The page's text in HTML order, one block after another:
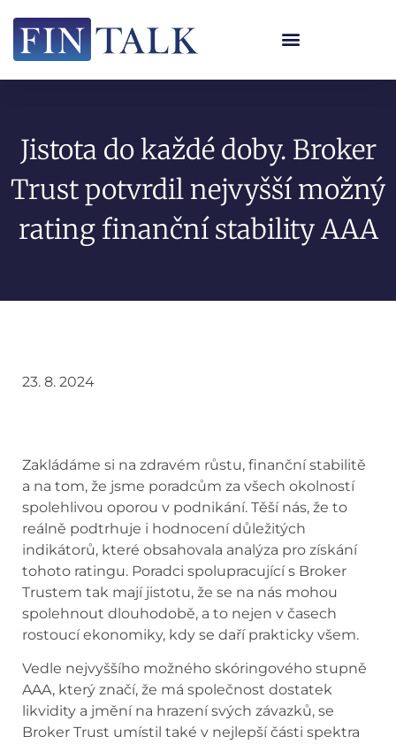
Jistota do každé doby. Broker
Trust potvrdil nejvyšší možný
rating finanční stability AAA
23. 8. 2024
Zakládáme si na zdravém růstu, finanční stabilitě
a na tom, že jsme poradcům za všech okolností
spolehlivou oporou v podnikání. Těší nás, že to
reálně podtrhuje i hodnocení důležitých
indikátorů, které obsahovala analýza pro získání
tohoto ratingu. Poradci spolupracující s Broker
Trustem tak mají jistotu, že se na nás mohou
spolehnout dlouhodobě, a to nejen v časech
rostoucí ekonomiky, kdy se daří prakticky všem.
Vedle nejvyššího možného skóringového stupně
AAA, který značí, že má společnost dostatek
likvidity a jmění na hrazení svých závazků, se
Broker Trust umístil také v nejlepší části spektra